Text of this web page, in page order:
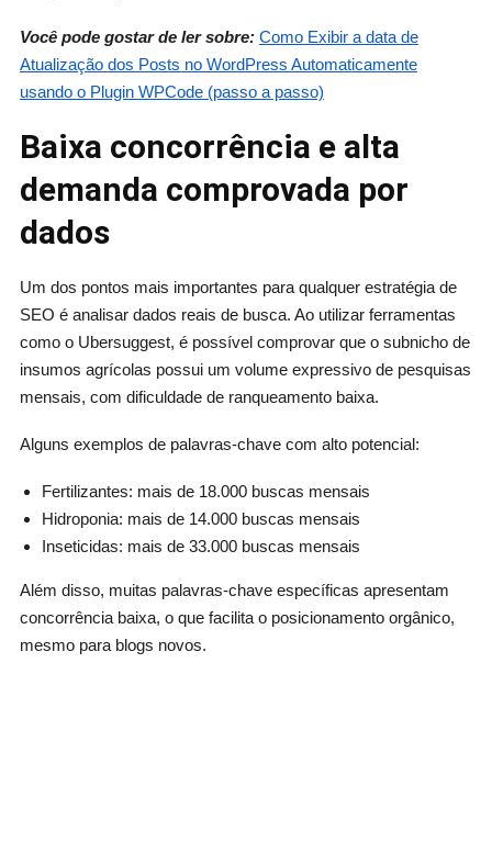
Você pode gostar de ler sobre: Como Exibir a data de
Atualização dos Posts no WordPress Automaticamente
usando o Plugin WPCode (passo a passo)
Baixa concorrência e alta
demanda comprovada por
dados
Um dos pontos mais importantes para qualquer estratégia de
SEO é analisar dados reais de busca. Ao utilizar ferramentas
como o Ubersuggest, é possível comprovar que o subnicho de
insumos agrícolas possui um volume expressivo de pesquisas
mensais, com dificuldade de ranqueamento baixa.
Alguns exemplos de palavras-chave com alto potencial:
Fertilizantes: mais de 18.000 buscas mensais
Hidroponia: mais de 14.000 buscas mensais
Inseticidas: mais de 33.000 buscas mensais
Além disso, muitas palavras-chave específicas apresentam
concorrência baixa, o que facilita o posicionamento orgânico,
mesmo para blogs novos.